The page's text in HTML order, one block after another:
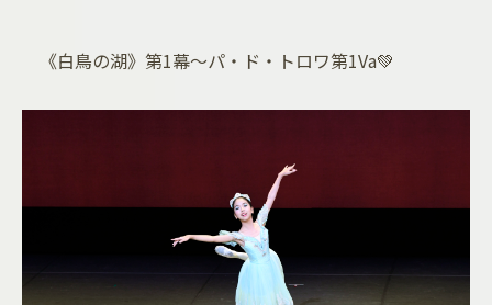
《白鳥の湖》第1幕～パ・ド・トロワ第1Va💚